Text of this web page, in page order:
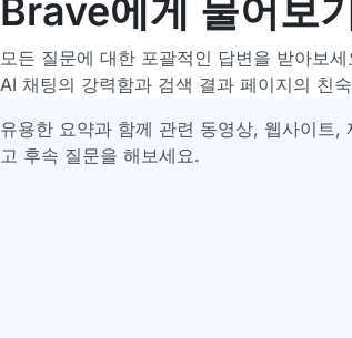
Brave에게 물어보
모든 질문에 대한 포괄적인 답변을 받아보
AI 채팅의 강력함과 검색 결과 페이지의 친
유용한 요약과 함께 관련 동영상, 웹사이트,
고 후속 질문을 해보세요.